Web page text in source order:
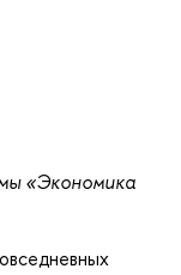
«Экономика